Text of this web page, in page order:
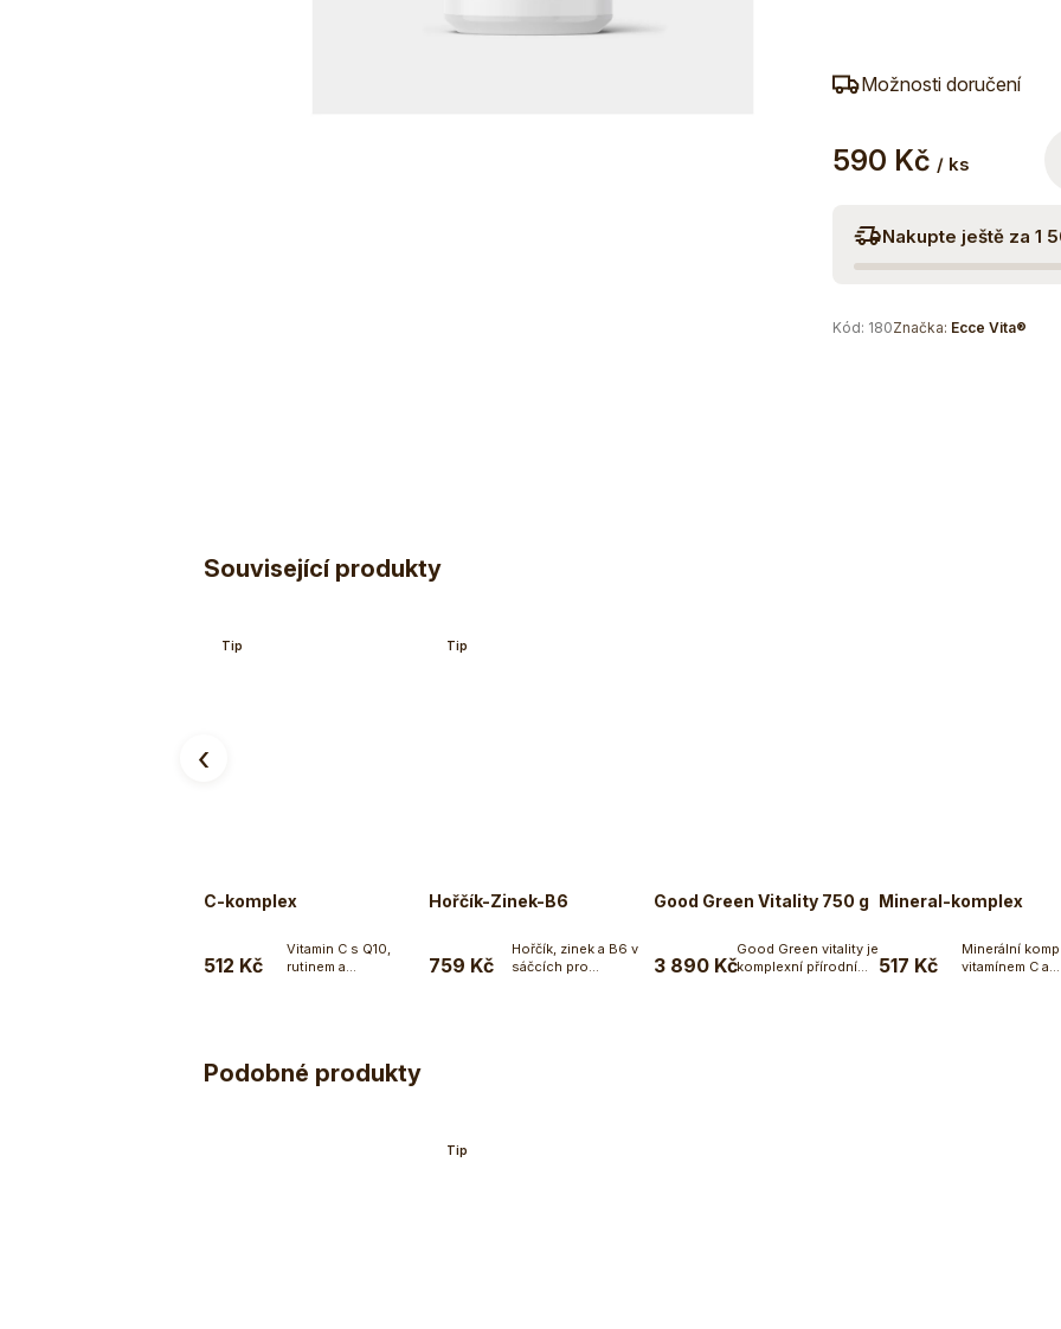
Možnosti doručení
590 Kč / ks
Nakupte ještě za 1
Kód: 180Značka: Ecce Vita®
Související produkty
Tip
C-komplex
512 Kč Do košíku
Vitamin C s Q10,
rutinem a
Tip
Hořčík-Zinek-B6
759 Kč Do košíku
Hořčík, zinek a B6 v
sáčcích pro...
Good Green Vitality 750 g
3 890 Kč Do košíku
Good Green vitality je
komplexní přírodní
Mineral-komplex
517 Kč Do
Minerální
vitamínem C a
‹
Podobné produkty
Tip